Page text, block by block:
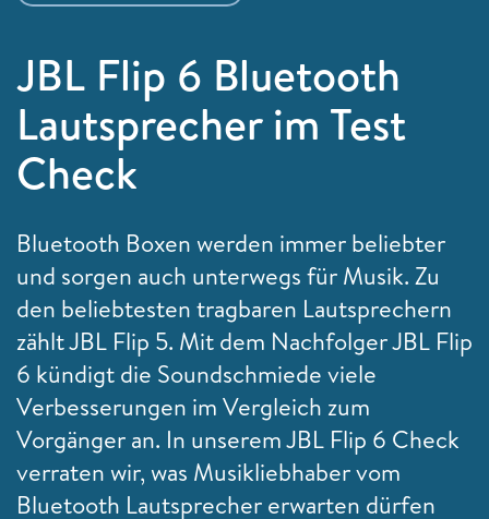
JBL Flip 6 Bluetooth
Lautsprecher im Test
Check
Bluetooth Boxen werden immer beliebter
und sorgen auch unterwegs für Musik. Zu
den beliebtesten tragbaren Lautsprechern
zählt JBL Flip 5. Mit dem Nachfolger JBL Flip
6 kündigt die Soundschmiede viele
Verbesserungen im Vergleich zum
Vorgänger an. In unserem JBL Flip 6 Check
verraten wir, was Musikliebhaber vom
Bluetooth Lautsprecher erwarten dürfen